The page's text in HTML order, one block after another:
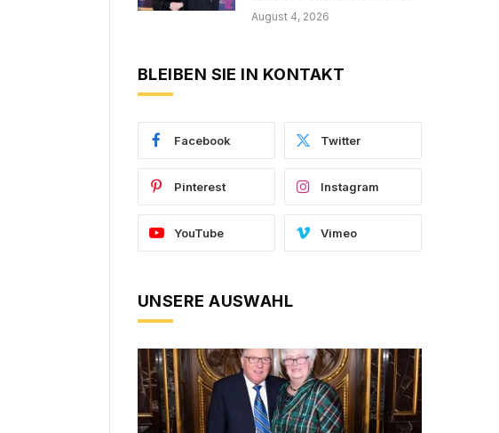
August 4, 2026
BLEIBEN SIE IN KONTAKT
Facebook Twitter
Pinterest Instagram
YouTube Vimeo
UNSERE AUSWAHL